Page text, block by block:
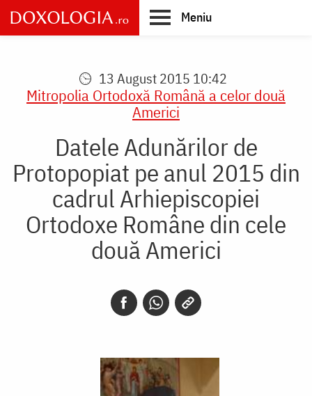
Skip
to
main
Meniu
13 August 2015 10:42
Mitropolia Ortodoxă Română a celor două
Americi
Datele Adunărilor de
Protopopiat pe anul 2015 din
cadrul Arhiepiscopiei
Ortodoxe Române din cele
două Americi